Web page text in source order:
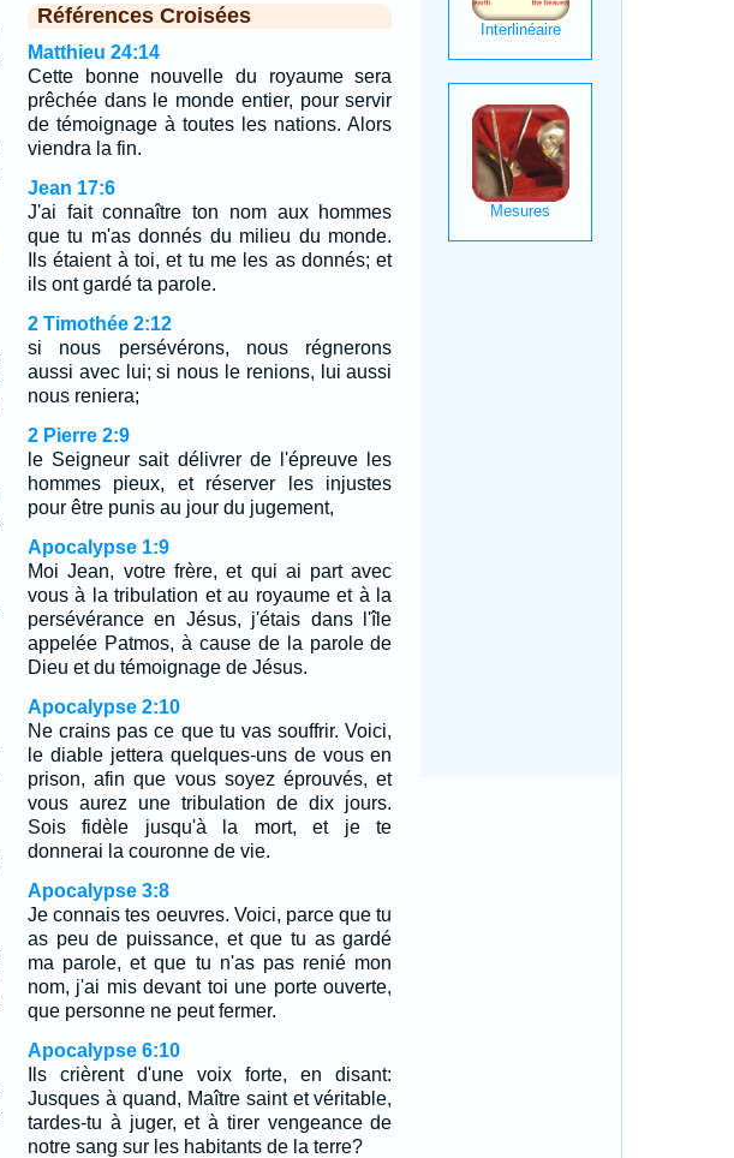
Références Croisées
Matthieu 24:14
Cette bonne nouvelle du royaume sera
prêchée dans le monde entier, pour servir
de témoignage à toutes les nations. Alors
viendra la fin.
Jean 17:6
J'ai fait connaître ton nom aux hommes
que tu m'as donnés du milieu du monde.
Ils étaient à toi, et tu me les as donnés; et
ils ont gardé ta parole.
2 Timothée 2:12
si nous persévérons, nous régnerons
aussi avec lui; si nous le renions, lui aussi
nous reniera;
2 Pierre 2:9
le Seigneur sait délivrer de l'épreuve les
hommes pieux, et réserver les injustes
pour être punis au jour du jugement,
Apocalypse 1:9
Moi Jean, votre frère, et qui ai part avec
vous à la tribulation et au royaume et à la
persévérance en Jésus, j'étais dans l'île
appelée Patmos, à cause de la parole de
Dieu et du témoignage de Jésus.
Apocalypse 2:10
Ne crains pas ce que tu vas souffrir. Voici,
le diable jettera quelques-uns de vous en
prison, afin que vous soyez éprouvés, et
vous aurez une tribulation de dix jours.
Sois fidèle jusqu'à la mort, et je te
donnerai la couronne de vie.
Apocalypse 3:8
Je connais tes oeuvres. Voici, parce que tu
as peu de puissance, et que tu as gardé
ma parole, et que tu n'as pas renié mon
nom, j'ai mis devant toi une porte ouverte,
que personne ne peut fermer.
Apocalypse 6:10
Ils crièrent d'une voix forte, en disant:
Jusques à quand, Maître saint et véritable,
tardes-tu à juger, et à tirer vengeance de
notre sang sur les habitants de la terre?